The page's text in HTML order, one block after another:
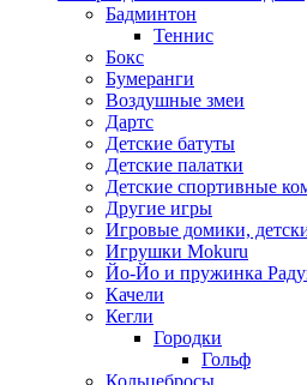
Бадминтон
Теннис
Бокс
Бумеранги
Воздушные змеи
Дартс
Детские батуты
Детские палатки
Детские спортивные
Другие игры
Игровые домики,
Игрушки Mokuru
Йо-Йо и пружинка
Качели
Кегли
Городки
Гольф
Кольцебросы